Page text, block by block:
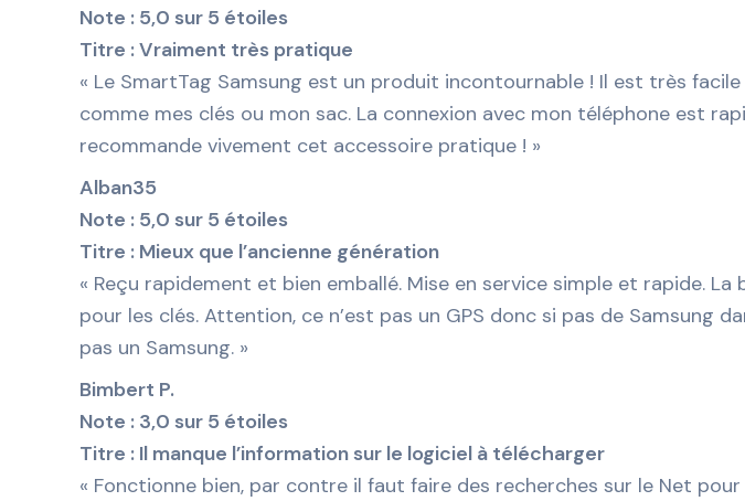
Note : 5,0 sur 5 étoiles
Titre : Vraiment très pratique
« Le SmartTag Samsung est un produit incontournable ! Il est très
comme mes clés ou mon sac. La connexion avec mon téléphone est
recommande vivement cet accessoire pratique ! »
Alban35
Note : 5,0 sur 5 étoiles
Titre : Mieux que l’ancienne génération
« Reçu rapidement et bien emballé. Mise en service simple et rapide.
pour les clés. Attention, ce n’est pas un GPS donc si pas de Samsung
pas un Samsung. »
Bimbert P.
Note : 3,0 sur 5 étoiles
Titre : Il manque l’information sur le logiciel à télécharger
« Fonctionne bien, par contre il faut faire des recherches sur le Net